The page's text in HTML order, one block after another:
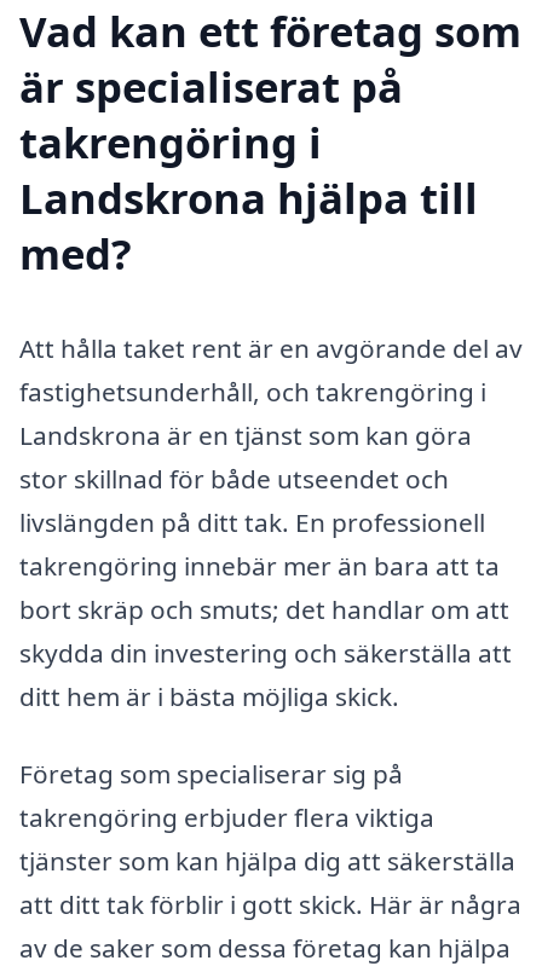
Vad kan ett företag som
är specialiserat på
takrengöring i
Landskrona hjälpa till
med?
Att hålla taket rent är en avgörande del av
fastighetsunderhåll, och takrengöring i
Landskrona är en tjänst som kan göra
stor skillnad för både utseendet och
livslängden på ditt tak. En professionell
takrengöring innebär mer än bara att ta
bort skräp och smuts; det handlar om att
skydda din investering och säkerställa att
ditt hem är i bästa möjliga skick.
Företag som specialiserar sig på
takrengöring erbjuder flera viktiga
tjänster som kan hjälpa dig att säkerställa
att ditt tak förblir i gott skick. Här är några
av de saker som dessa företag kan hjälpa